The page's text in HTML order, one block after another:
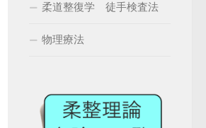
柔道整復学 徒手検査法
物理療法